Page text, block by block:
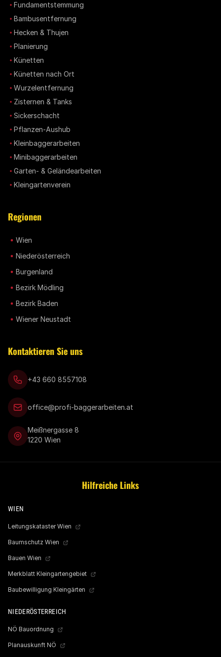
Fundamentstemmung
Bambusentfernung
Hecken & Thujen
Planierung
Künetten
Künetten nach Ort
Wurzelentfernung
Zisternen & Tanks
Sickerschacht
Pflanzen-Aushub
Kleinbaggerarbeiten
Minibaggerarbeiten
Garten- & Geländearbeiten
Kleingartenverein
Regionen
Wien
Niederösterreich
Burgenland
Bezirk Mödling
Bezirk Baden
Wiener Neustadt
Kontaktieren Sie uns
+43 660 8557108
office@profi-baggerarbeiten.at
Meißnergasse 8
1220 Wien
Hilfreiche Links
WIEN
Leitungskataster Wien
Baumschutz Wien
Bauen Wien
Merkblatt Kleingartengebiet
Baubewilligung Kleingärten
NIEDERÖSTERREICH
NÖ Bauordnung
Planauskunft NÖ